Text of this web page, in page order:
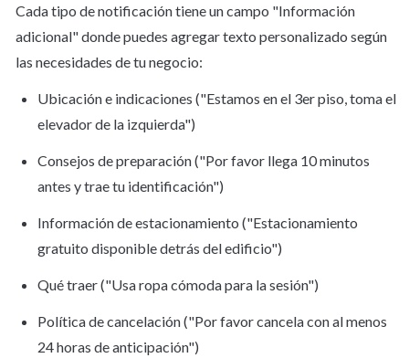
Cada tipo de notificación tiene un campo "Información
adicional" donde puedes agregar texto personalizado según
las necesidades de tu negocio:
Ubicación e indicaciones ("Estamos en el 3er piso, toma el
elevador de la izquierda")
Consejos de preparación ("Por favor llega 10 minutos
antes y trae tu identificación")
Información de estacionamiento ("Estacionamiento
gratuito disponible detrás del edificio")
Qué traer ("Usa ropa cómoda para la sesión")
Política de cancelación ("Por favor cancela con al menos
24 horas de anticipación")